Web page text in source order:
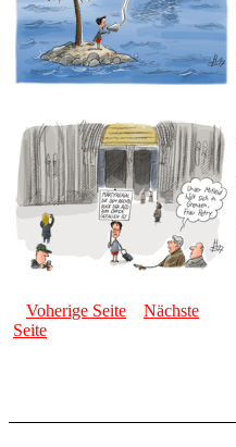
Voherige Seite
Nächste
Seite